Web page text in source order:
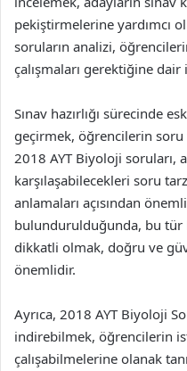
pekiştirmelerine yardımcı
soruların analizi,
çalışmaları gerektiğine dair
Sınav hazırlığı sürecinde
geçirmek, öğrencilerin soru
2018 AYT Biyoloji soruları,
karşılaşabilecekleri soru
anlamaları açısından
bulundurulduğunda, bu tür
dikkatli olmak, doğru ve
önemlidir.
Ayrıca, 2018 AYT Biyoloji
indirebilmek, öğrencilerin
çalışabilmelerine olanak